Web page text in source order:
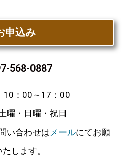
申込み
568-0887
10：00～17：00
曜・日曜・祝日
い合わせはメールにてお願
します。